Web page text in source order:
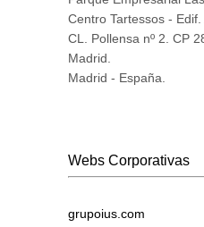
Centro Tartessos - Edif.
CL. Pollensa nº 2. CP
Madrid.
Madrid - España.
Webs Corporativas
grupoius.com